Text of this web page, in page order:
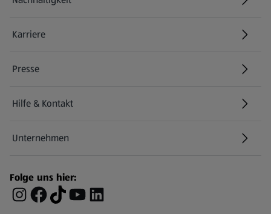
Karriere
Presse
Hilfe & Kontakt
(öffnet in einem neuen Tab)
Unternehmen
Folge uns hier: